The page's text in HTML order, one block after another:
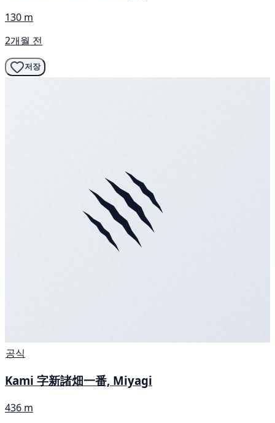
130 m
2개월 전
저장
공식
Kami 字新諸畑一番, Miyagi
436 m